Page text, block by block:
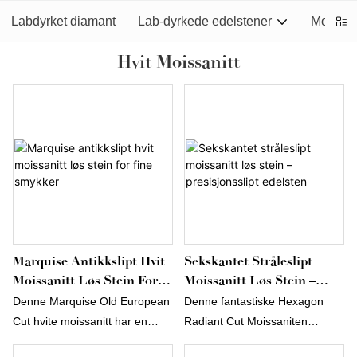
Labdyrket diamant Lab-dyrkede edelstener
Hvit Moissanitt
Marquise Antikkslipt Hvit
Moissanitt Løs Stein For
Fine Smykker
Denne Marquise Old European
Cut hvite moissanitt har en
elegant, langstrakt silhuett med
Sekskantet Stråleslipt
Moissanitt Løs Stein –
Presisjonsslipt Edelsten
Denne fantastiske Hexagon
Radiant Cut Moissaniten
kombinerer moderne